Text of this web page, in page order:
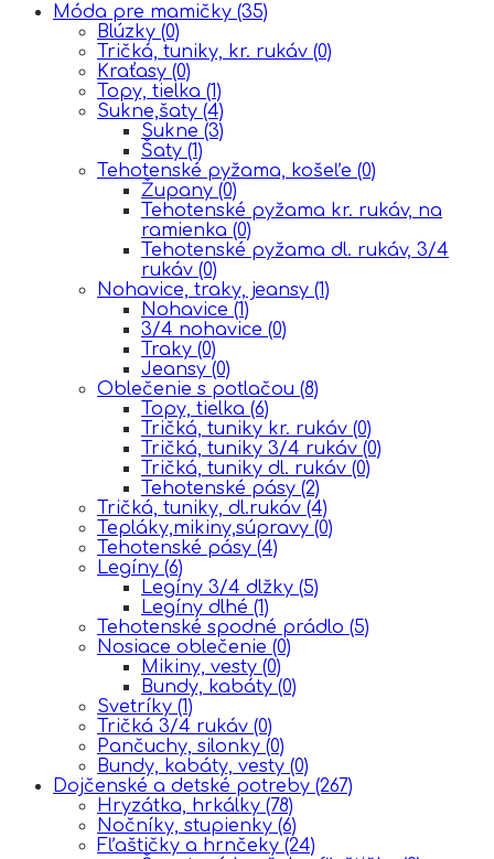
Móda pre mamičky (35)
Blúzky (0)
Tričká, tuniky, kr. rukáv (0)
Kraťasy (0)
Topy, tielka (1)
Sukne,šaty (4)
Sukne (3)
Šaty (1)
Tehotenské pyžama, košeľe (0)
Župany (0)
Tehotenské pyžama kr. rukáv, na
ramienka (0)
Tehotenské pyžama dl. rukáv, 3/4
rukáv (0)
Nohavice, traky, jeansy (1)
Nohavice (1)
3/4 nohavice (0)
Traky (0)
Jeansy (0)
Oblečenie s potlačou (8)
Topy, tielka (6)
Tričká, tuniky kr. rukáv (0)
Tričká, tuniky 3/4 rukáv (0)
Tričká, tuniky dl. rukáv (0)
Tehotenské pásy (2)
Tričká, tuniky, dl.rukáv (4)
Tepláky,mikiny,súpravy (0)
Tehotenské pásy (4)
Legíny (6)
Legíny 3/4 dlžky (5)
Legíny dlhé (1)
Tehotenské spodné prádlo (5)
Nosiace oblečenie (0)
Mikiny, vesty (0)
Bundy, kabáty (0)
Svetríky (1)
Tričká 3/4 rukáv (0)
Pančuchy, silonky (0)
Bundy, kabáty, vesty (0)
Dojčenské a detské potreby (267)
Hryzátka, hrkálky (78)
Nočníky, stupienky (6)
Fľaštičky a hrnčeky (24)